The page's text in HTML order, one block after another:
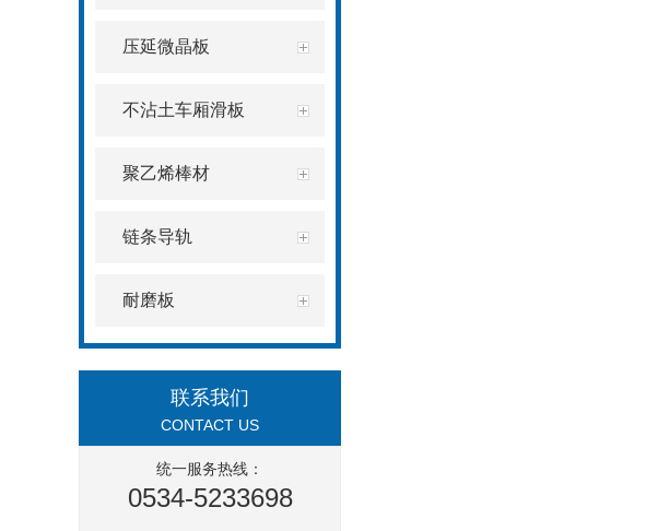
压延微晶板
不沾土车厢滑板
聚乙烯棒材
链条导轨
耐磨板
联系我们
CONTACT US
统一服务热线：
0534-5233698